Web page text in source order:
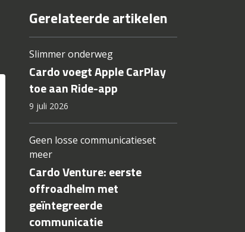
Gerelateerde artikelen
Slimmer onderweg
Cardo voegt Apple CarPlay
toe aan Ride-app
9 juli 2026
Geen losse communicatieset
meer
Cardo Venture: eerste
offroadhelm met
geïntegreerde
communicatie